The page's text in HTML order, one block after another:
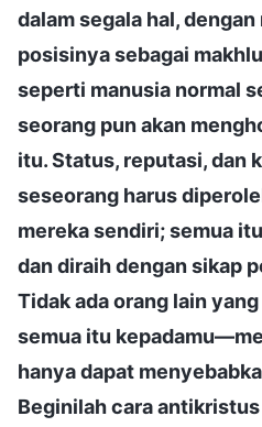
dalam segala hal,
posisinya sebagai
seperti manusia normal
seorang pun akan
itu. Status, reputasi, dan
seseorang harus
mereka sendiri; semua
dan diraih dengan sikap
Tidak ada orang lain
semua itu
hanya dapat
Beginilah cara